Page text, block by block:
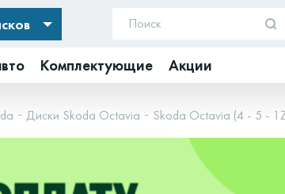
Комплектующие Акции
Диски Skoda Octavia Skoda Octavia (4 - 5 -